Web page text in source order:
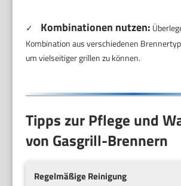
✓ Kombinationen nutzen:
Kombination aus verschiedenen
um vielseitiger grillen zu können.
Tipps zur Pflege und
von Gasgrill-Brennern
Regelmäßige Reinigung